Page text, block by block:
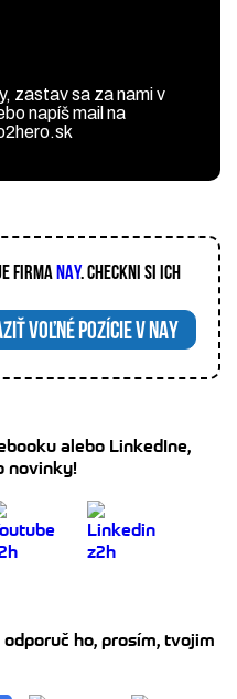
zastav sa za nami v
napíš mail na
FIRMA NAY. CHECKNI SI ICH
VOĽNÉ POZÍCIE V NAY
alebo LinkedIne,
novinky!
ho, prosím, tvojim